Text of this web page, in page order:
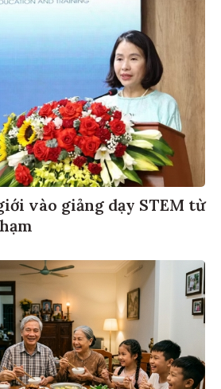
vào giảng dạy STEM từ